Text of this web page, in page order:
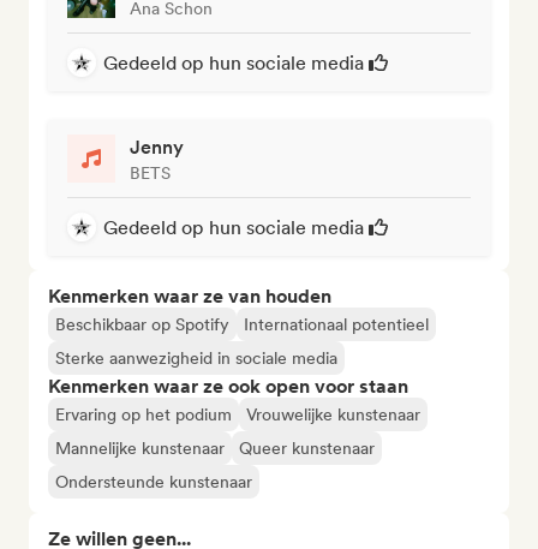
Ana Schon
Gedeeld op hun sociale media
Jenny
BETS
Gedeeld op hun sociale media
Kenmerken waar ze van houden
Beschikbaar op Spotify
Internationaal potentieel
Sterke aanwezigheid in sociale media
Kenmerken waar ze ook open voor staan
Ervaring op het podium
Vrouwelijke kunstenaar
Mannelijke kunstenaar
Queer kunstenaar
Ondersteunde kunstenaar
Ze willen geen...